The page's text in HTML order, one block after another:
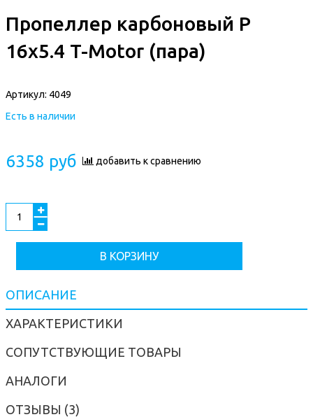
Пропеллер карбоновый P
16x5.4 T-Motor (пара)
Артикул: 4049
Есть в наличии
6358 руб добавить к сравнению
В КОРЗИНУ
ОПИСАНИЕ
ХАРАКТЕРИСТИКИ
СОПУТСТВУЮЩИЕ ТОВАРЫ
АНАЛОГИ
ОТЗЫВЫ (3)